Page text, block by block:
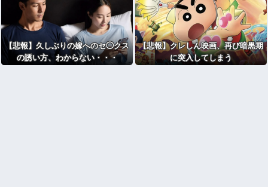
【悲報】久しぶりの嫁へのセ◯クス
の誘い方、わからない・・・
【悲報】クレしん映画、再び暗黒期
に突入してしまう